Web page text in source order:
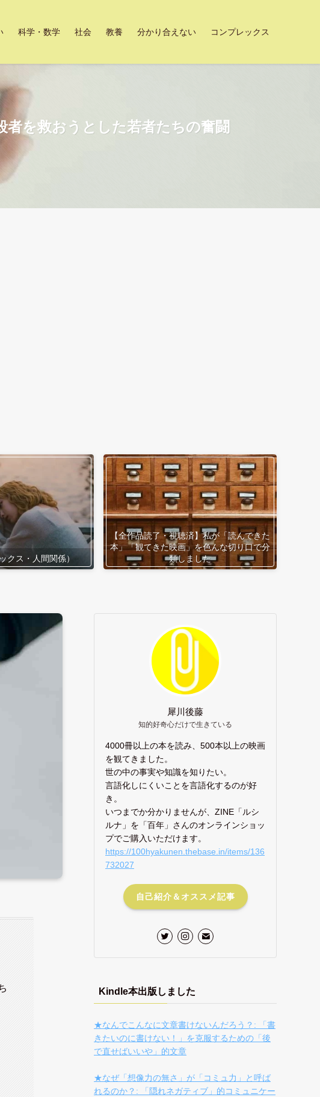
科学・数学 社会 教養 分かり合えない コンプレックス
者を救おうとした若者たちの奮闘
クス・人間関係）
【全作品読了・視聴済】私が「読んできた
本」「観てきた映画」を色んな切り口で分
類しました
犀川後藤
知的好奇心だけで生きている
4000冊以上の本を読み、500本以上の映画
を観てきました。
世の中の事実や知識を知りたい。
言語化しにくいことを言語化するのが好
き。
いつまでか分かりませんが、ZINE「ルシ
ルナ」を「百年」さんのオンラインショッ
プでご購入いただけます。
https://100hyakunen.thebase.in/items/136
732027
自己紹介＆オススメ記事
Kindle本出版しました
★なんでこんなに文章書けないんだろう？: 「書
きたいのに書けない！」を克服するための「後
で直せばいいや」的文章
★なぜ「想像力の無さ」が「コミュ力」と呼ば
れるのか？: 「隠れネガティブ」的コミュニケー